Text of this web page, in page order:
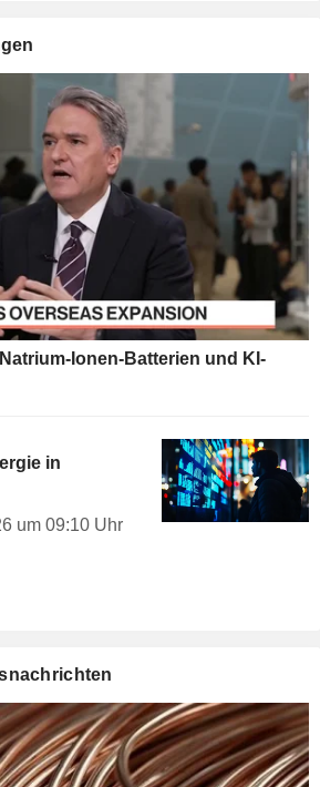
Ionen-Batterien und KI-
in
um 09:10 Uhr